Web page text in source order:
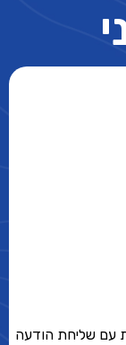
עד 30 ימי פעילות עם שליחת הודעה